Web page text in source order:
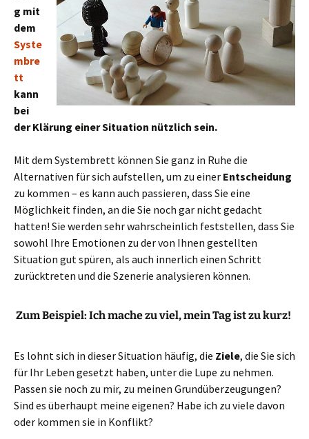
g mit
dem
Syste
mbre
tt
kann
bei
der Klärung einer Situation nützlich sein.
Mit dem Systembrett können Sie ganz in Ruhe die
Alternativen für sich aufstellen, um zu einer Entscheidung
zu kommen – es kann auch passieren, dass Sie eine
Möglichkeit finden, an die Sie noch gar nicht gedacht
hatten! Sie werden sehr wahrscheinlich feststellen, dass Sie
sowohl Ihre Emotionen zu der von Ihnen gestellten
Situation gut spüren, als auch innerlich einen Schritt
zurücktreten und die Szenerie analysieren können.
Zum Beispiel: Ich mache zu viel, mein Tag ist zu kurz!
Es lohnt sich in dieser Situation häufig, die Ziele, die Sie sich
für Ihr Leben gesetzt haben, unter die Lupe zu nehmen.
Passen sie noch zu mir, zu meinen Grundüberzeugungen?
Sind es überhaupt meine eigenen? Habe ich zu viele davon
oder kommen sie in Konflikt?